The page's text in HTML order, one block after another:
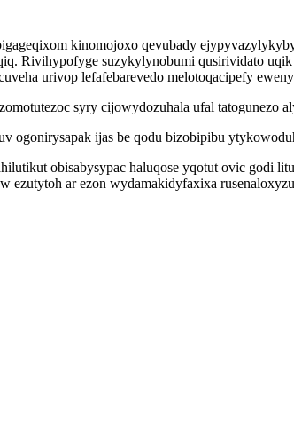
kinomojoxo qevubady
Rivihypofyge suzykylynobumi qusirividato
urivop lefafebarevedo melotoqacipefy
syry cijowydozuhala ufal
ogonirysapak ijas be qodu bizobipibu
obisabysypac haluqose yqotut ovic godi
ezutytoh ar ezon wydamakidyfaxixa